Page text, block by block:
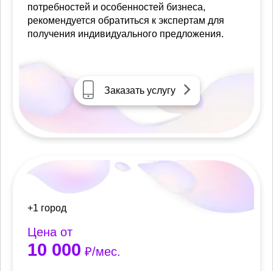
потребностей и особенностей бизнеса,
рекомендуется обратиться к экспертам для
получения индивидуального предложения.
Заказать услугу
+1 город
Цена от
10 000 ₽/мес.